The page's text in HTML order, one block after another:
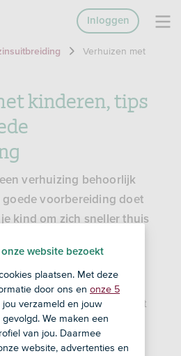
Inloggen
Verhuizen met
kinderen, tips
verhuizing behoorlijk
goede voorbereiding doet
kind om zich sneller thuis
alleen een nieuw huis, het
een nieuw
andere school betekenen.
website bezoekt
plaatsen. Met deze
door ons en onze 5
jou verzameld en jouw
We maken een
van jou. Daarmee
website, advertenties en